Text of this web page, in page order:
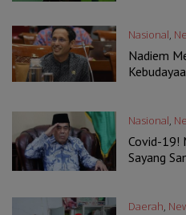
Nasional,
Nadiem
Nasional,
Covid-19!
Sayang
Daerah,